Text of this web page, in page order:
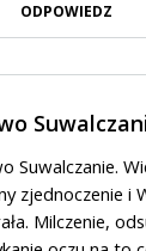
ODPOWIEDZ
Suwalczanie.
zjednoczenie i
Milczenie,